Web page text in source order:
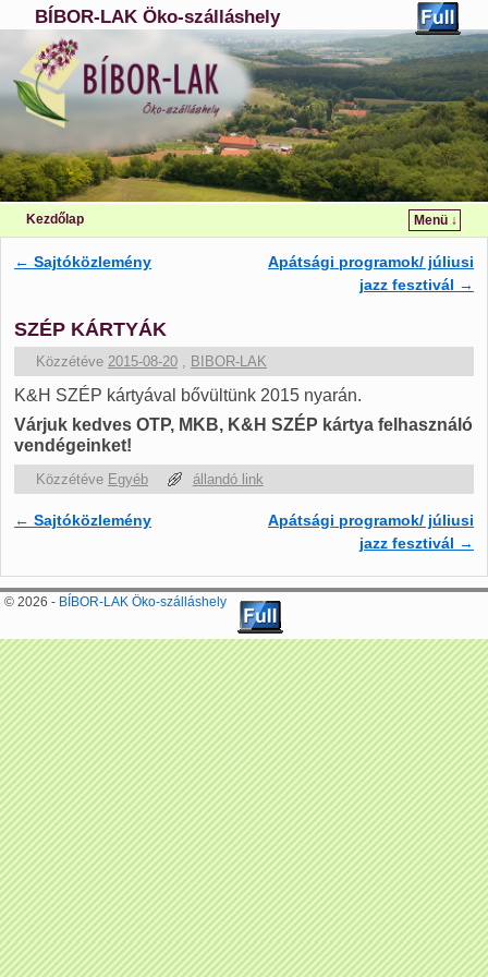
BÍBOR-LAK Öko-szálláshely
Kezdőlap
Menü ↓
Bejegyzés navigáció
← Sajtóközlemény
Apátsági programok/ júliusi
jazz fesztivál →
SZÉP KÁRTYÁK
Közzétéve 2015-08-20 , BIBOR-LAK
K&H SZÉP kártyával bővültünk 2015 nyarán.
Várjuk kedves OTP, MKB, K&H SZÉP kártya felhasználó
vendégeinket!
Közzétéve Egyéb állandó link
Bejegyzés navigáció
← Sajtóközlemény
Apátsági programok/ júliusi
jazz fesztivál →
© 2026 - BÍBOR-LAK Öko-szálláshely